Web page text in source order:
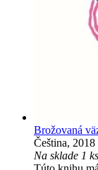
Brožovaná
Čeština, 2018
Na sklade 1 ks